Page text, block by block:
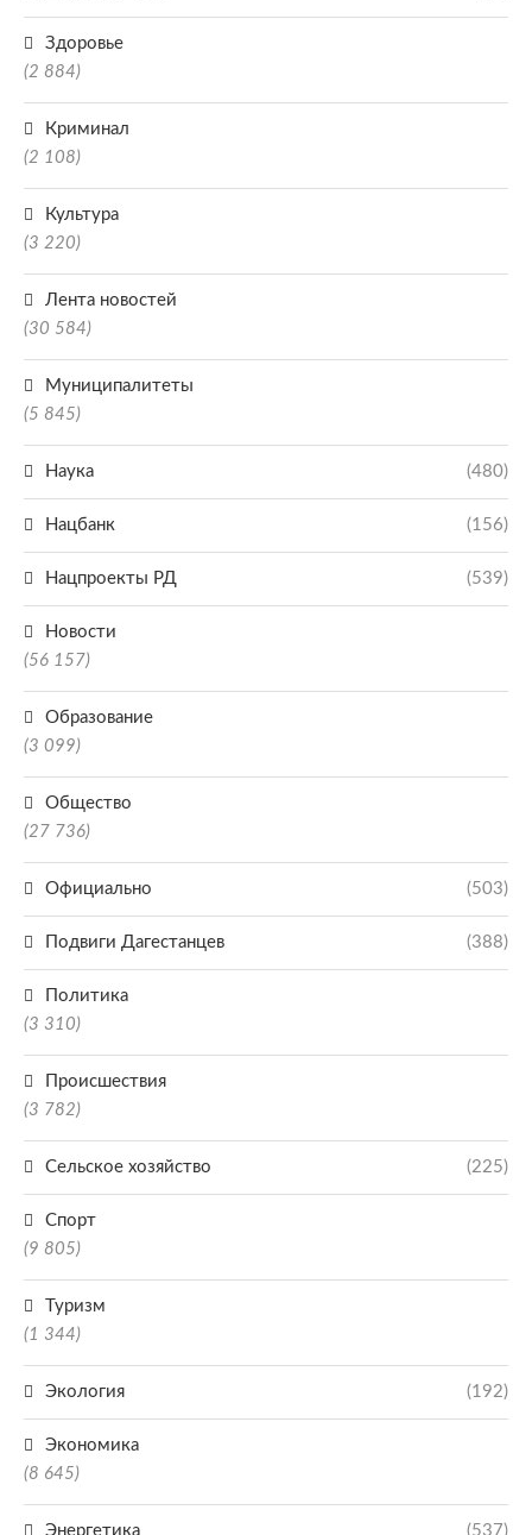
Здоровье
(2 884)
Криминал
(2 108)
Культура
(3 220)
Лента новостей
(30 584)
Муниципалитеты
(5 845)
Наука (480)
Нацбанк (156)
Нацпроекты РД (539)
Новости
(56 157)
Образование
(3 099)
Общество
(27 736)
Официально (503)
Подвиги Дагестанцев (388)
Политика
(3 310)
Происшествия
(3 782)
Сельское хозяйство (225)
Спорт
(9 805)
Туризм
(1 344)
Экология (192)
Экономика
(8 645)
Энергетика (537)